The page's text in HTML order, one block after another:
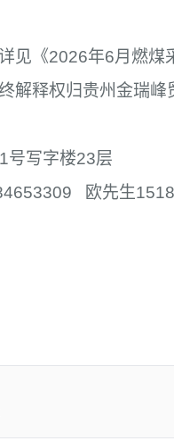
见《2026年6月燃煤
解释权归贵州金瑞峰
写字楼23层
欧先生